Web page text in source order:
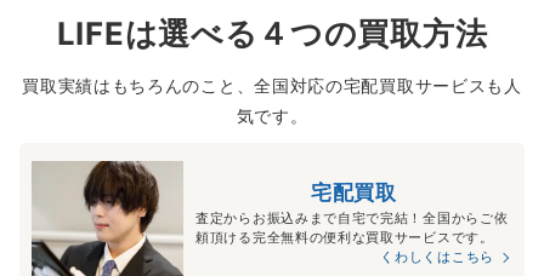
LIFEは選べる４つの買取方法
買取実績はもちろんのこと、全国対応の宅配買取サービスも人
気です。
宅配買取
査定からお振込みまで自宅で完結！全国からご依
頼頂ける完全無料の便利な買取サービスです。
くわしくはこちら